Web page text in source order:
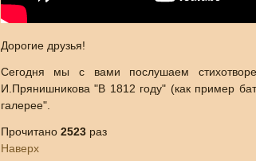
Дорогие друзья!
Сегодня мы с вами послушаем
И.Прянишникова "В 1812 году" (как пример
галерее".
Прочитано 2523раз
Наверх